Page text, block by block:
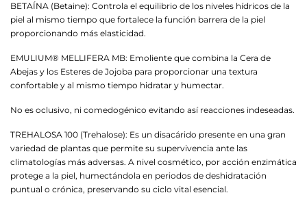
BETAÍNA (Betaine): Controla el equilibrio de los niveles hídricos de la
piel al mismo tiempo que fortalece la función barrera de la piel
proporcionando más elasticidad.
EMULIUM® MELLIFERA MB: Emoliente que combina la Cera de
Abejas y los Esteres de Jojoba para proporcionar una textura
confortable y al mismo tiempo hidratar y humectar.
No es oclusivo, ni comedogénico evitando así reacciones indeseadas.
TREHALOSA 100 (Trehalose): Es un disacárido presente en una gran
variedad de plantas que permite su supervivencia ante las
climatologías más adversas. A nivel cosmético, por acción enzimática
protege a la piel, humectándola en periodos de deshidratación
puntual o crónica, preservando su ciclo vital esencial.